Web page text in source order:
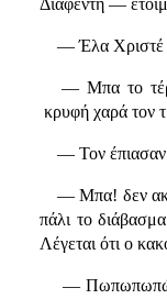
Διαφεντή —
— Έλα Χριστέ
— Μπα το
κρυφή χαρά τον
— Τον έπιασαν
— Μπα! δεν
πάλι το
Λέγεται ότι ο
— Πωπωπωπώ!